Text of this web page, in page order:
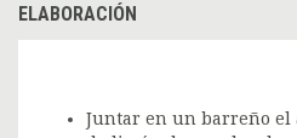
ELABORACIÓN
Juntar en un barreño el